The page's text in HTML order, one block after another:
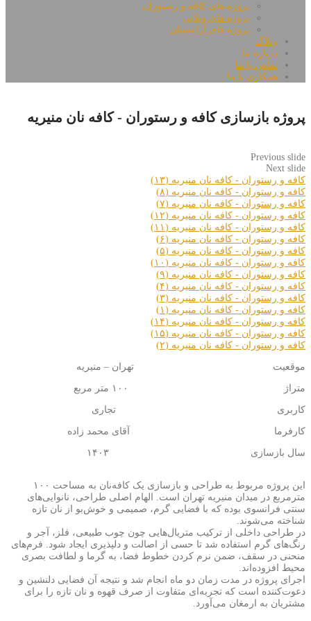
پروژه های کافه و رستوران
پروژه های ویلایی
پروژه های آرامستان
وبلاگ
درباره ما
تماس با ما
همکاری با ما
پروژه بازسازی کافه و رستوران - کافه نان منیریه
Previous slide
Next slide
کافه و رستوران - کافه نان منیریه (۱۳)
کافه و رستوران - کافه نان منیریه (۸)
کافه و رستوران - کافه نان منیریه (۷)
کافه و رستوران - کافه نان منیریه (۱۲)
کافه و رستوران - کافه نان منیریه (۱۱)
کافه و رستوران - کافه نان منیریه (۶)
کافه و رستوران - کافه نان منیریه (۵)
کافه و رستوران - کافه نان منیریه (۱۰)
کافه و رستوران - کافه نان منیریه (۹)
کافه و رستوران - کافه نان منیریه (۴)
کافه و رستوران - کافه نان منیریه (۳)
کافه و رستوران - کافه نان منیریه (۱)
کافه و رستوران - کافه نان منیریه (۱۴)
کافه و رستوران - کافه نان منیریه (۱۵)
کافه و رستوران - کافه نان منیریه (۲)
موقعیت تهران – منیریه
متراژ ۱۰۰ متر مربع
کاربری تجاری
کارفرما آقای محمد زاده
این پروژه مربوط به طراحی و بازسازی یک کافه‌نان به مساحت ۱۰۰
مترمربع در میدان منیریه تهران است. الهام اصلی طراحی، نانوایی‌های
سنتی فرانسوی بوده که با فضایی گرم، صمیمی و خوش‌بو از نان تازه
شناخته می‌شوند.
در طراحی داخلی از ترکیب متریال‌هایی چون چوب طبیعی، فلز، آجر و
رنگ‌های گرم استفاده شد تا حسی از اصالت و دلپذیری ایجاد شود. فرم‌های
منحنی در سقف، ضمن نرم کردن خطوط فضا، به گرما و لطافت بصری
محیط افزوده‌اند.
اجرای پروژه در مدت زمان دو ماه انجام شد و نتیجه آن فضایی دلنشین و
دعوت‌کننده است که تجربه‌ای متفاوت از صرف قهوه و نان تازه را برای
مشتریان به ارمغان می‌آورد.